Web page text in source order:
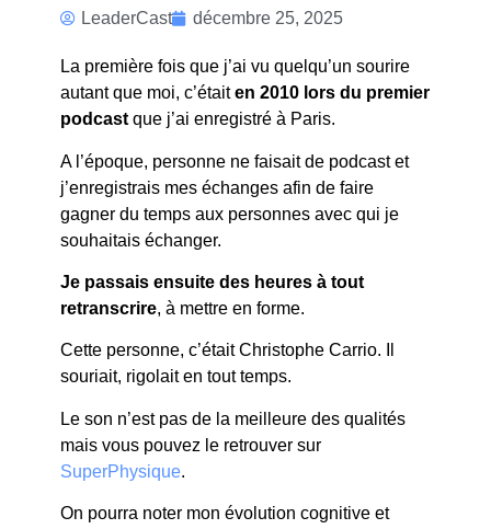
POURQUOI
J’AI
TOUJOURS LE
SOURIRE ?
LeaderCast décembre 25, 2025
La première fois que j’ai vu quelqu’un sourire
autant que moi, c’étaiten 2010 lors du premier
podcastque j’ai enregistré à Paris.
A l’époque, personne ne faisait de podcast et
j’enregistrais mes échanges afin de faire
gagner du temps aux personnes avec qui je
souhaitais échanger.
Je passais ensuite des heures à tout
retranscrire, à mettre en forme.
Cette personne, c’était Christophe Carrio. Il
souriait, rigolait en tout temps.
Le son n’est pas de la meilleure des qualités
mais vous pouvez le retrouver sur
SuperPhysique.
On pourra noter mon évolution cognitive et